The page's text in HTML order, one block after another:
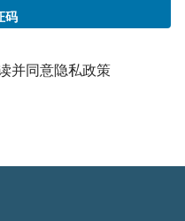
码
并同意隐私政策